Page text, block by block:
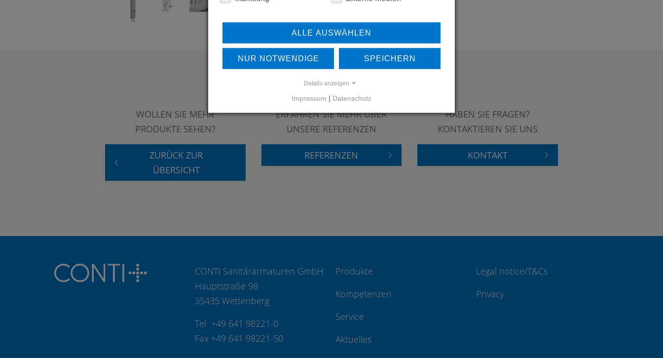
WOLLEN SIE MEHR
PRODUKTE SEHEN?
ZURÜCK ZUR
ÜBERSICHT
ERFAHREN SIE MEHR ÜBER
UNSERE REFERENZEN
REFERENZEN
HABEN SIE FRAGEN?
KONTAKTIEREN SIE UNS
KONTAKT
CONTI Sanitärarmaturen GmbH
Hauptstraße 98
35435 Wettenberg
Tel +49 641 98221-0
Fax +49 641 98221-50
Produkte
Kompetenzen
Service
Aktuelles
Legal notice/T&Cs
Privacy
ALLE AUSWÄHLEN
NUR NOTWENDIGE SPEICHERN
Details anzeigen
Impressum | Datenschutz